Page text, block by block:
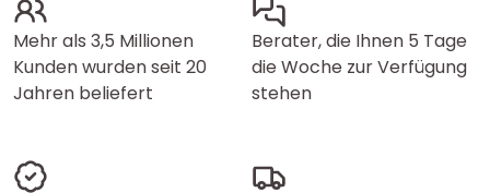
Mehr als 3,5 Millionen
Kunden wurden seit 20
Jahren beliefert
Berater, die Ihnen 5 Tage
die Woche zur Verfügung
stehen